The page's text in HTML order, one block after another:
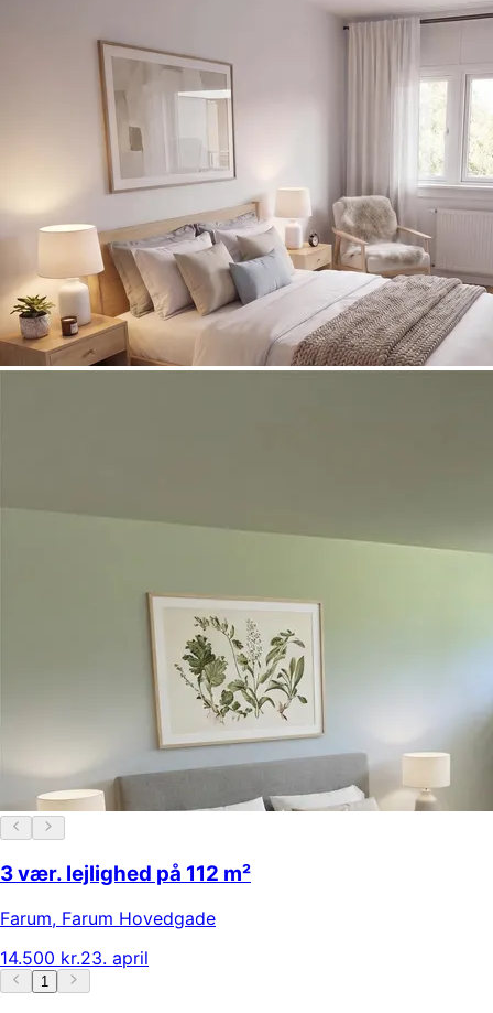
3 vær. lejlighed på 112 m²
Farum, Farum Hovedgade
14.500 kr.23. april
1